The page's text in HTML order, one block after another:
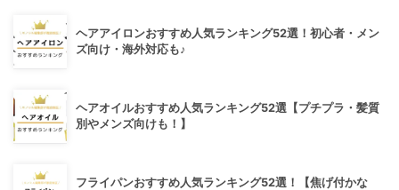
ヘアアイロンおすすめ人気ランキング52選！初心者・メン
ズ向け・海外対応も♪
ヘアオイルおすすめ人気ランキング52選【プチプラ・髪質
別やメンズ向けも！】
フライパンおすすめ人気ランキング52選！【焦げ付かな